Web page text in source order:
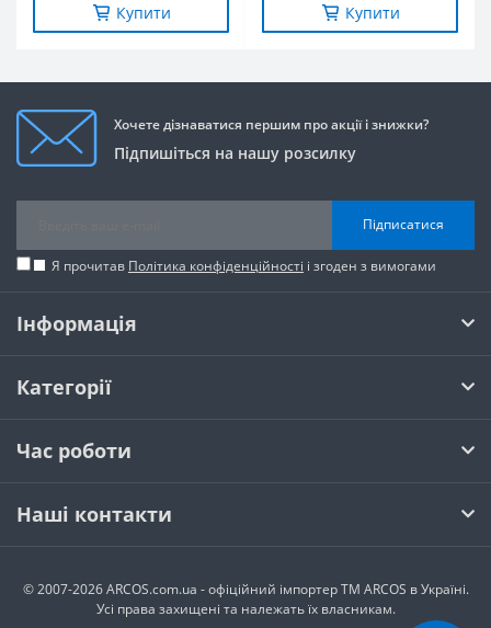
Купити Купити
Хочете дізнаватися першим про акції і знижки?
Підпишіться на нашу розсилку
Підписатися
Я прочитав Політика конфіденційності і згоден з вимогами
Інформація
Категорії
Час роботи
Наші контакти
© 2007-2026 ARCOS.com.ua - офiцiйний iмпортер ТМ ARCOS в Україні.
Усi права захищенi та належать їх власникам.